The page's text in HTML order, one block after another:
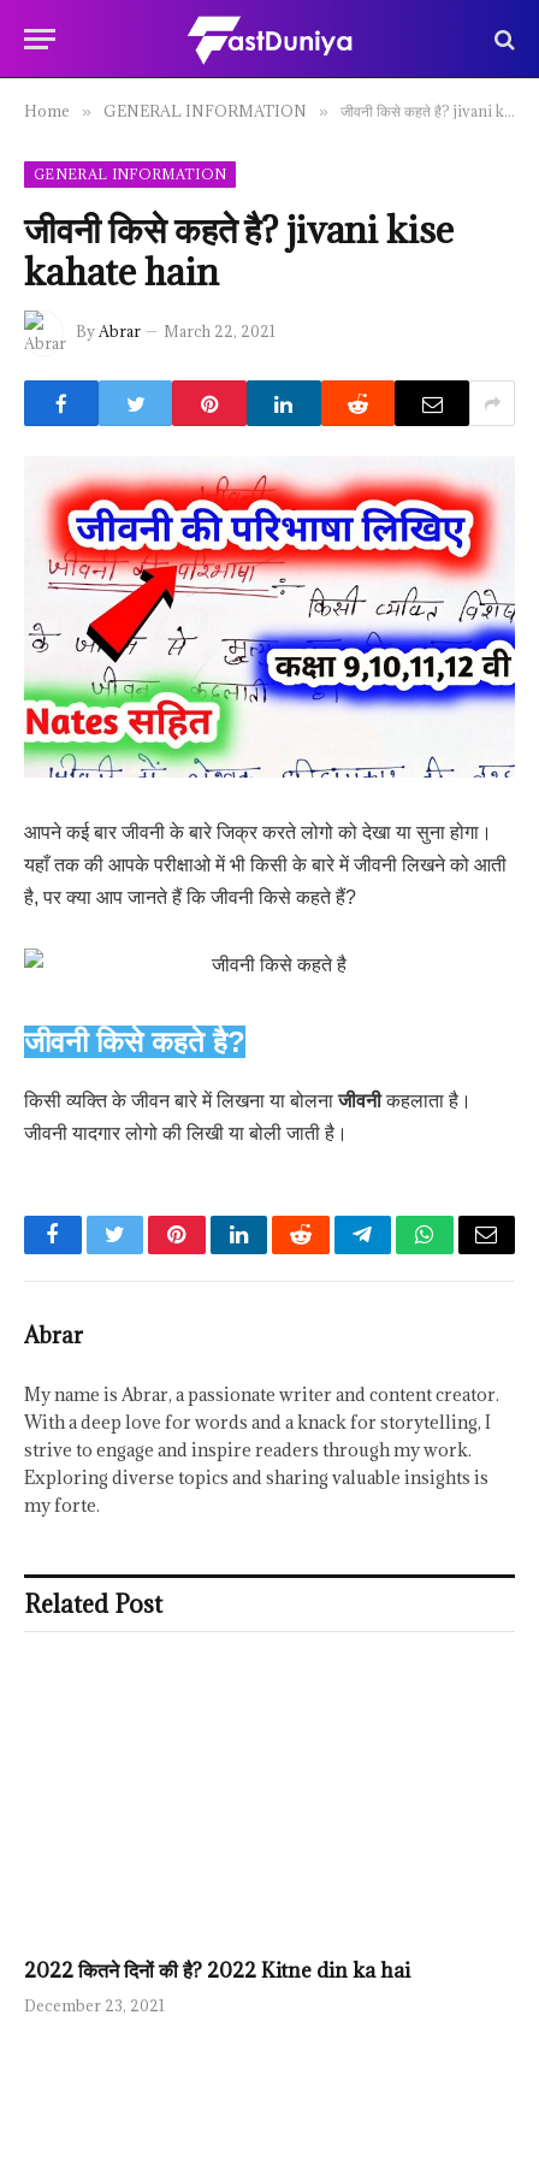
Home » GENERAL INFORMATION » जीवनी किसे कहते है? jivani kise kahate hain
GENERAL INFORMATION
जीवनी किसे कहते है? jivani kise
kahate hain
ByAbrar March 22, 2021
आपने कई बार जीवनी के बारे जिक्र करते लोगो को देखा या सुना होगा।
यहाँ तक की आपके परीक्षाओ में भी किसी के बारे में जीवनी लिखने को आती
है, पर क्या आप जानते हैं कि जीवनी किसे कहते हैं?
जीवनी किसे कहते है?
किसी व्यक्ति के जीवन बारे में लिखना या बोलनाजीवनीकहलाता है।
जीवनी यादगार लोगो की लिखी या बोली जाती है।
FacebookTwitterPinterestLinkedInRedditTelegramWhatsApp
Email
Abrar
My name is Abrar, a passionate writer and content creator.
With a deep love for words and a knack for storytelling, I
strive to engage and inspire readers through my work.
Exploring diverse topics and sharing valuable insights is
my forte.
Related Post
2022 कितने दिनों की है? 2022 Kitne din ka hai
December 23, 2021